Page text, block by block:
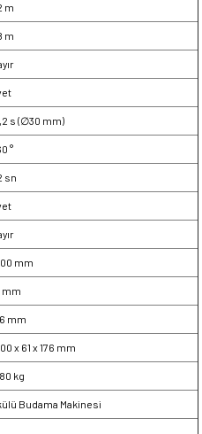
m
m
s (∅30 mm)
°
sn
mm
mm
mm
x 61 x 176 mm
kg
Budama Makinesi